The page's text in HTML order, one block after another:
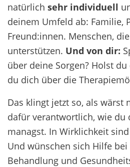
natürlich sehr individuell
deinem Umfeld ab: Familie,
Freund:innen. Menschen,
unterstützen. Und von dir:
über deine Sorgen? Holst
du dich über die
Das klingt jetzt so, als wärst
dafür verantwortlich, wie du
managst. In Wirklichkeit
Und wünschen sich Hilfe
Behandlung und